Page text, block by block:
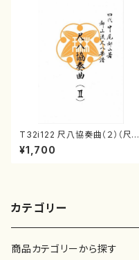
T32i122 尺八協奏曲（２）（尺
八/二代 山本邦山/尺八/都山式
譜）都山流公刊楽譜曲番:571
¥1,700
カテゴリー
商品カテゴリーから探す